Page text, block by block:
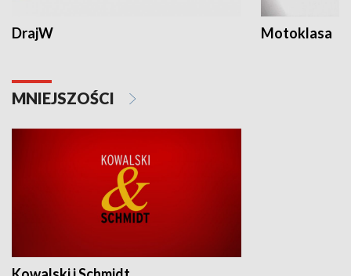
DrajW Motoklasa
MNIEJSZOŚCI